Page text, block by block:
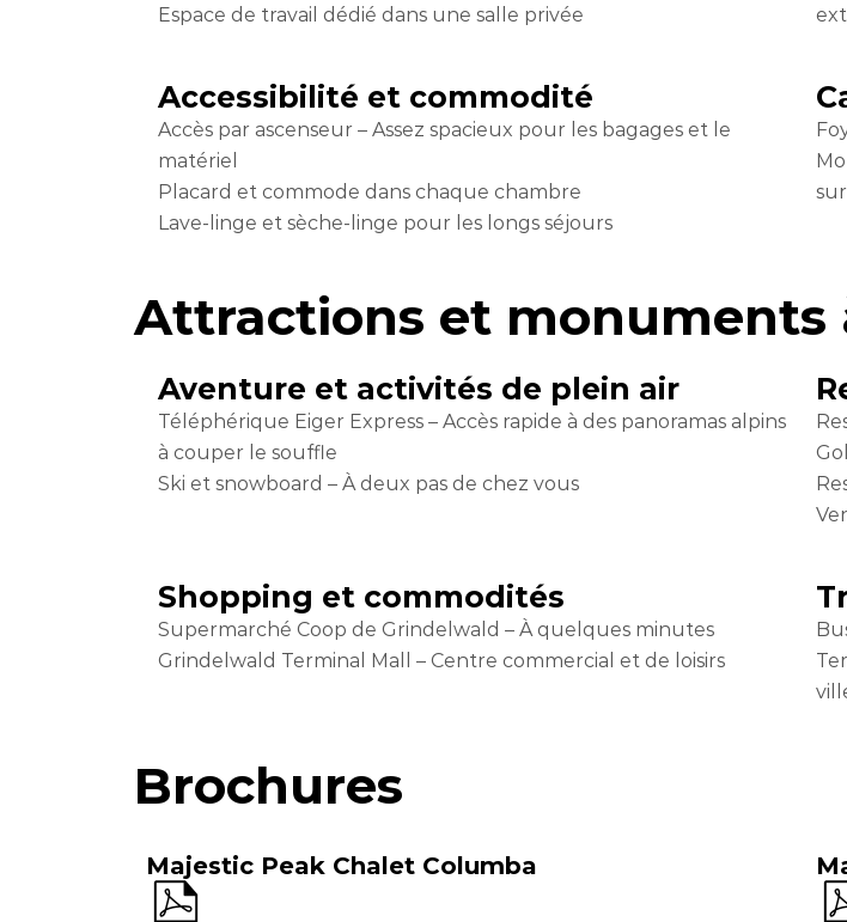
Espace de travail dédié dans une salle privée
Accessibilité et commodité
Accès par ascenseur – Assez spacieux pour les bagages et le
matériel
Placard et commode dans chaque chambre
Lave-linge et sèche-linge pour les longs séjours
Attractions et monuments
Aventure et activités de plein air
Téléphérique Eiger Express – Accès rapide à des panoramas alpins
à couper le souffle
Ski et snowboard – À deux pas de chez vous
Shopping et commodités
Supermarché Coop de Grindelwald – À quelques minutes
Grindelwald Terminal Mall – Centre commercial et de loisirs
Brochures
Majestic Peak Chalet Columba